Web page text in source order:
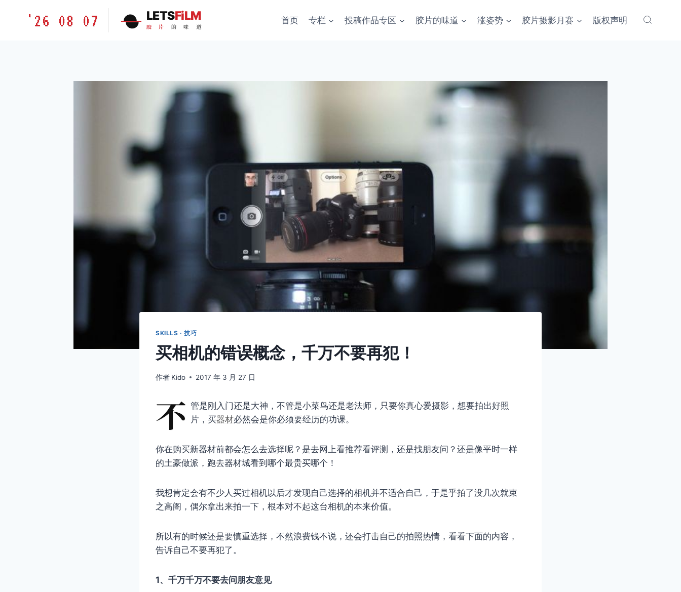
胶'26 08 07 LETSFiLM
胶 片 的 味 道
首页 专栏 投稿作品专区 胶片的味道 涨姿势 胶片摄影月赛 版权声明
SKILLS · 技巧
买相机的错误概念，千万不要再犯！
作者 Kido 2017 年 3 月 27 日
不 管是刚入门还是大神，不管是小菜鸟还是老法师，只要你真心爱摄影，想要拍出好照
片，买器材必然会是你必须要经历的功课。
你在购买新器材前都会怎么去选择呢？是去网上看推荐看评测，还是找朋友问？还是像平时一样
的土豪做派，跑去器材城看到哪个最贵买哪个！
我想肯定会有不少人买过相机以后才发现自己选择的相机并不适合自己，于是乎拍了没几次就束
之高阁，偶尔拿出来拍一下，根本对不起这台相机的本来价值。
所以有的时候还是要慎重选择，不然浪费钱不说，还会打击自己的拍照热情，看看下面的内容，
告诉自己不要再犯了。
1、千万千万不要去问朋友意见